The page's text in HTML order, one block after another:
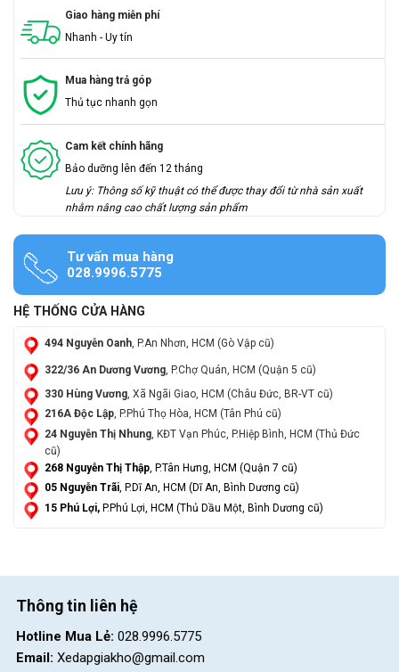
Giao hàng miễn phí
Nhanh - Uy tín
Mua hàng trả góp
Thủ tục nhanh gọn
Cam kết chính hãng
Bảo dưỡng lên đến 12 tháng
Lưu ý: Thông số kỹ thuật có thể được thay đổi từ nhà sản xuất
nhằm nâng cao chất lượng sản phẩm
Tư vấn mua hàng
028.9996.5775
HỆ THỐNG CỬA HÀNG
494 Nguyễn Oanh , P.An Nhơn, HCM (Gò Vập cũ)
322/36 An Dương Vương , P.Chợ Quán, HCM (Quận 5 cũ)
330 Hùng Vương, Xã Ngãi Giao, HCM (Châu Đức, BR-VT cũ)
216A Độc Lập, P.Phú Thọ Hòa, HCM (Tân Phú cũ)
24 Nguyễn Thị Nhung, KĐT Vạn Phúc, P.Hiệp Bình, HCM (Thủ Đức
cũ)
268 Nguyễn Thị Thập, P.Tân Hưng, HCM (Quận 7 cũ)
05 Nguyễn Trãi, P.Dĩ An, HCM (Dĩ An, Bình Dương cũ)
15 Phú Lợi, P.Phú Lợi, HCM (Thủ Dầu Một, Bình Dương cũ)
Thông tin liên hệ
Hotline Mua Lẻ: 028.9996.5775
Email: Xedapgiakho@gmail.com